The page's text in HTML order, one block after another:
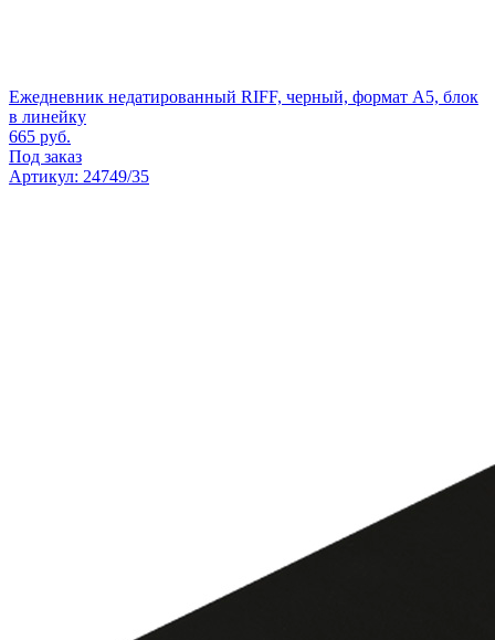
Ежедневник недатированный RIFF, черный, формат А5, блок
в линейку
665 руб.
Под заказ
Артикул: 24749/35